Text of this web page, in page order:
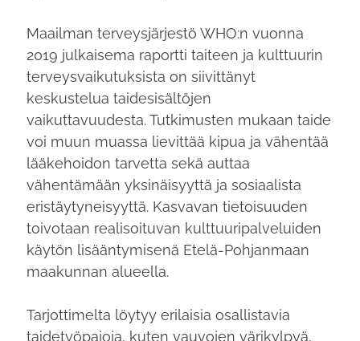
Maailman terveysjärjestö WHO:n vuonna
2019 julkaisema raportti taiteen ja kulttuurin
terveysvaikutuksista on siivittänyt
keskustelua taidesisältöjen
vaikuttavuudesta. Tutkimusten mukaan taide
voi muun muassa lievittää kipua ja vähentää
lääkehoidon tarvetta sekä auttaa
vähentämään yksinäisyyttä ja sosiaalista
eristäytyneisyyttä. Kasvavan tietoisuuden
toivotaan realisoituvan kulttuuripalveluiden
käytön lisääntymisenä Etelä-Pohjanmaan
maakunnan alueella.
Tarjottimelta löytyy erilaisia osallistavia
taidetyöpajoja, kuten vauvojen värikylpyä,